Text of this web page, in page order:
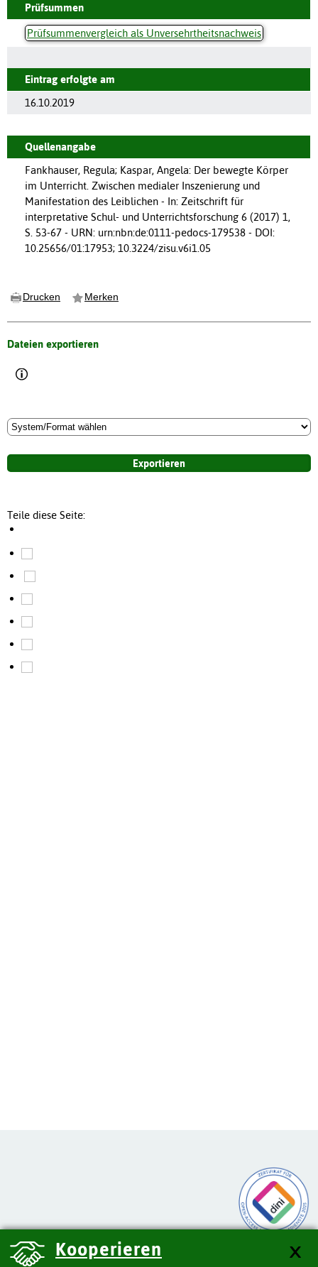
Prüfsummen
Prüfsummenvergleich als Unversehrtheitsnachweis
Eintrag erfolgte am
16.10.2019
Quellenangabe
Fankhauser, Regula; Kaspar, Angela: Der bewegte Körper
im Unterricht. Zwischen medialer Inszenierung und
Manifestation des Leiblichen - In: Zeitschrift für
interpretative Schul- und Unterrichtsforschung 6 (2017) 1,
S. 53-67 - URN: urn:nbn:de:0111-pedocs-179538 - DOI:
10.25656/01:17953; 10.3224/zisu.v6i1.05
Drucken Merken
Dateien exportieren
Teile diese Seite:
Kooperieren